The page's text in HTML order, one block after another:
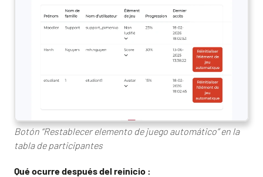
Botón “Restablecer elemento de juego automático” en la
tabla de participantes
Qué ocurre después del reinicio :